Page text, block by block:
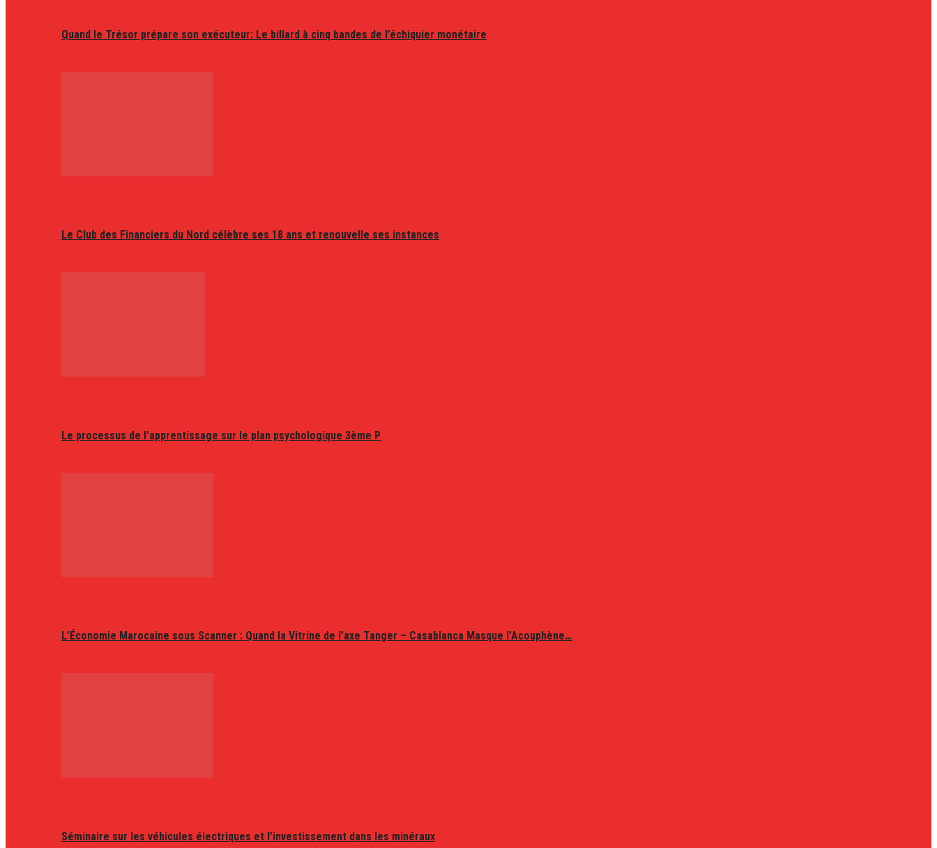
Quand le Trésor prépare son exécuteur: Le billard à cinq bandes de l’échiquier monétaire
Le Club des Financiers du Nord célèbre ses 18 ans et renouvelle ses instances
Le processus de l’apprentissage sur le plan psychologique 3ème P
L’Économie Marocaine sous Scanner : Quand la Vitrine de l’axe Tanger – Casablanca Masque l’Acouphène…
Séminaire sur les véhicules électriques et l’investissement dans les minéraux